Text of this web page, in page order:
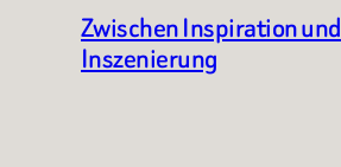
Zwischen Inspiration und
Inszenierung